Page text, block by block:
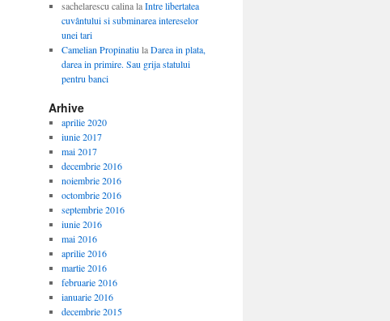
sachelarescu calinalaIntre libertatea
cuvântului si subminarea intereselor
unei tari
Camelian Propinatiu laDarea in plata,
darea in primire. Sau grija statului
pentru banci
Arhive
aprilie 2020
iunie 2017
mai 2017
decembrie 2016
noiembrie 2016
octombrie 2016
septembrie 2016
iunie 2016
mai 2016
aprilie 2016
martie 2016
februarie 2016
ianuarie 2016
decembrie 2015